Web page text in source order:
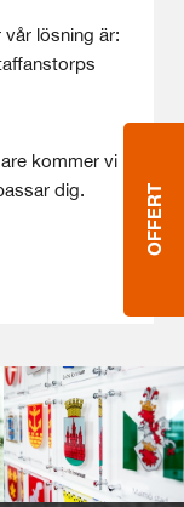
lösning är:
kommer vi
dig.
OFFERT